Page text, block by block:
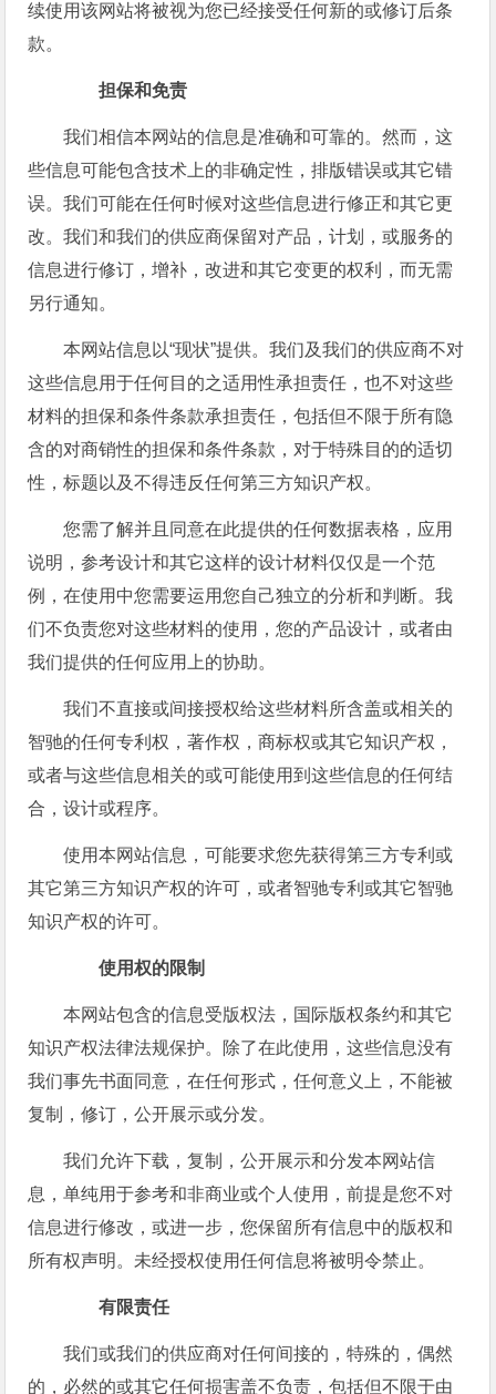
续使用该网站将被视为您已经接受任何新的或修订后条
款。
担保和免责
我们相信本网站的信息是准确和可靠的。然而，这
些信息可能包含技术上的非确定性，排版错误或其它错
误。我们可能在任何时候对这些信息进行修正和其它更
改。我们和我们的供应商保留对产品，计划，或服务的
信息进行修订，增补，改进和其它变更的权利，而无需
另行通知。
本网站信息以“现状”提供。我们及我们的供应商不对
这些信息用于任何目的之适用性承担责任，也不对这些
材料的担保和条件条款承担责任，包括但不限于所有隐
含的对商销性的担保和条件条款，对于特殊目的的适切
性，标题以及不得违反任何第三方知识产权。
您需了解并且同意在此提供的任何数据表格，应用
说明，参考设计和其它这样的设计材料仅仅是一个范
例，在使用中您需要运用您自己独立的分析和判断。我
们不负责您对这些材料的使用，您的产品设计，或者由
我们提供的任何应用上的协助。
我们不直接或间接授权给这些材料所含盖或相关的
智驰的任何专利权，著作权，商标权或其它知识产权，
或者与这些信息相关的或可能使用到这些信息的任何结
合，设计或程序。
使用本网站信息，可能要求您先获得第三方专利或
其它第三方知识产权的许可，或者智驰专利或其它智驰
知识产权的许可。
使用权的限制
本网站包含的信息受版权法，国际版权条约和其它
知识产权法律法规保护。除了在此使用，这些信息没有
我们事先书面同意，在任何形式，任何意义上，不能被
复制，修订，公开展示或分发。
我们允许下载，复制，公开展示和分发本网站信
息，单纯用于参考和非商业或个人使用，前提是您不对
信息进行修改，或进一步，您保留所有信息中的版权和
所有权声明。未经授权使用任何信息将被明令禁止。
有限责任
我们或我们的供应商对任何间接的，特殊的，偶然
的，必然的或其它任何损害盖不负责，包括但不限于由